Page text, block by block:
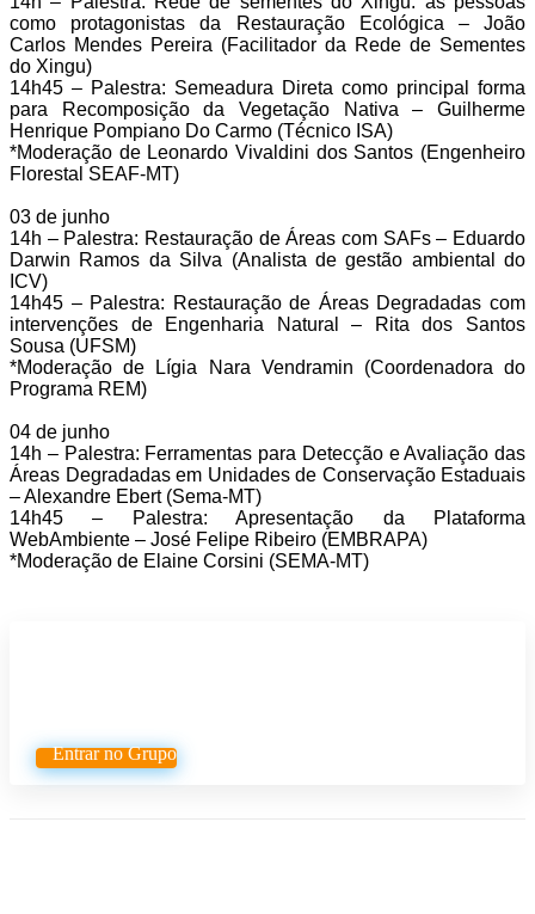
como protagonistas da Restauração Ecológica – João
Carlos Mendes Pereira (Facilitador da Rede de Sementes
do Xingu)
14h45 – Palestra: Semeadura Direta como principal forma
para Recomposição da Vegetação Nativa – Guilherme
Henrique Pompiano Do Carmo (Técnico ISA)
*Moderação de Leonardo Vivaldini dos Santos (Engenheiro
Florestal SEAF-MT)
03 de junho
14h – Palestra: Restauração de Áreas com SAFs – Eduardo
Darwin Ramos da Silva (Analista de gestão ambiental do
ICV)
14h45 – Palestra: Restauração de Áreas Degradadas com
intervenções de Engenharia Natural – Rita dos Santos
Sousa (UFSM)
*Moderação de Lígia Nara Vendramin (Coordenadora do
Programa REM)
04 de junho
14h – Palestra: Ferramentas para Detecção e Avaliação das
Áreas Degradadas em Unidades de Conservação Estaduais
– Alexandre Ebert (Sema-MT)
14h45 – Palestra: Apresentação da Plataforma
WebAmbiente – José Felipe Ribeiro (EMBRAPA)
*Moderação de Elaine Corsini (SEMA-MT)
Entrar no Grupo